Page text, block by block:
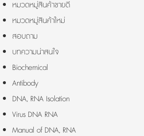
หมวดหมู่สินค้าขายดี
หมวดหมู่สินค้าใหม่
สอบถาม
บทความน่าสนใจ
Biochemical
Antibody
DNA, RNA Isolation
Virus DNA RNA
Manual of DNA, RNA